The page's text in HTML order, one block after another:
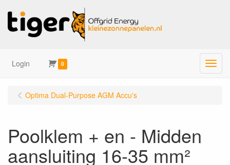
Login 0 Menu
Optima Dual-Purpose AGM Accu's
Poolklem + en - Midden
aansluiting 16-35 mm²